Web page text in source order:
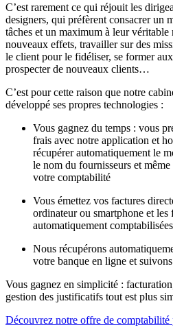
C’est rarement ce qui réjouit les
designers, qui préfèrent consacrer un
tâches et un maximum à leur
nouveaux effets, travailler sur des
le client pour le fidéliser, se former
prospecter de nouveaux clients…
C’est pour cette raison que notre
développé ses propres technologies :
Vous gagnez du temps : vous
frais avec notre application et
récupérer automatiquement le
le nom du fournisseurs et
votre comptabilité
Vous émettez vos factures
ordinateur ou smartphone et les
automatiquement comptabilisées
Nous récupérons
votre banque en ligne et
Vous gagnez en simplicité :
gestion des justificatifs tout est plus
Découvrez notre offre de